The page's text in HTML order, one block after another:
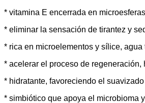
* vitamina E encerrada en
* eliminar la sensación de tirantez y
* rica en microelementos y sílice,
* acelerar el proceso de
* hidratante, favoreciendo el
* simbiótico que apoya el microbioma